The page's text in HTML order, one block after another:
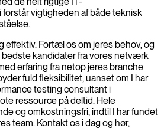
vigtigheden af både teknisk
effektiv. Fortæl os om jeres behov, og
kandidater fra vores netværk
erfaring fra netop jeres branche
fuld fleksibilitet, uanset om I har
testing consultant i
ressource på deltid. Hele
og omkostningsfri, indtil I har fundet
team. Kontakt os i dag og hør,